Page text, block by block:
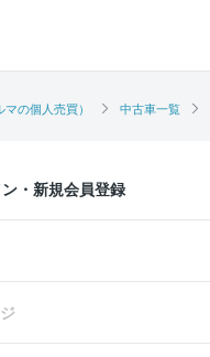
の個人売買） 中古車一覧
・新規会員登録